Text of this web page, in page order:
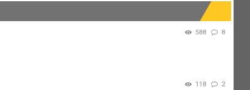
588 8
118 2